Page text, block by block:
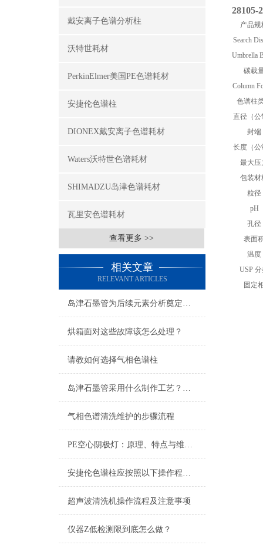
戴安离子色谱分析柱
沃特世耗材
PerkinElmer美国PE色谱耗材
安捷伦色谱柱
DIONEX戴安离子色谱耗材
Waters沃特世色谱耗材
SHIMADZU岛津色谱耗材
瓦里安色谱耗材
查看更多 >>
相关文章
RELEVANT ARTICLES
岛津石墨管为后续元素分析奠定基础
烘箱面对这些故障该怎么处理？
请教如何选择气相色谱柱
岛津石墨管采用什么制作工艺？一文就可以让你看懂
气相色谱清洗维护的步骤流程
PE空心阴极灯：原理、特点与维护指南
安捷伦色谱柱应按照以下操作程序进行维护
超声波清洗机操作流程及注意事项
仪器Z低检测限到底怎么做？
28105-
产品规
Search
Umbrella
碳载
Column
色谱柱
直径（公
封端
长度（公
最大压
包装材
粒径
pH
孔径
表面
温度
USP
固定